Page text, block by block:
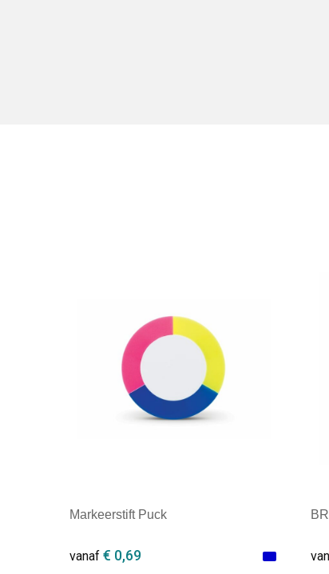
Markeerstift Puck
vanaf € 0,69